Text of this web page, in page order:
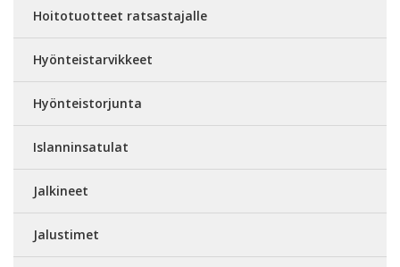
Hoitotuotteet ratsastajalle
Hyönteistarvikkeet
Hyönteistorjunta
Islanninsatulat
Jalkineet
Jalustimet